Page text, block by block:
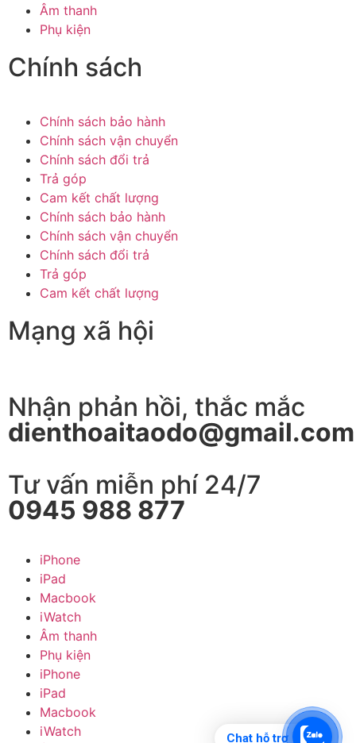
Âm thanh
Phụ kiện
Chính sách
Chính sách bảo hành
Chính sách vận chuyển
Chính sách đổi trả
Trả góp
Cam kết chất lượng
Chính sách bảo hành
Chính sách vận chuyển
Chính sách đổi trả
Trả góp
Cam kết chất lượng
Mạng xã hội
Nhận phản hồi, thắc mắc
dienthoaitaodo@gmail.com
Tư vấn miễn phí 24/7
0945 988 877
iPhone
iPad
Macbook
iWatch
Âm thanh
Phụ kiện
iPhone
iPad
Macbook
iWatch
Chat hỗ trợ